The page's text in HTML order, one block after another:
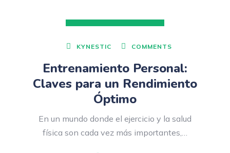
KYNESTIC COMMENTS
Entrenamiento Personal:
Claves para un Rendimiento
Óptimo
En un mundo donde el ejercicio y la salud
física son cada vez más importantes,…